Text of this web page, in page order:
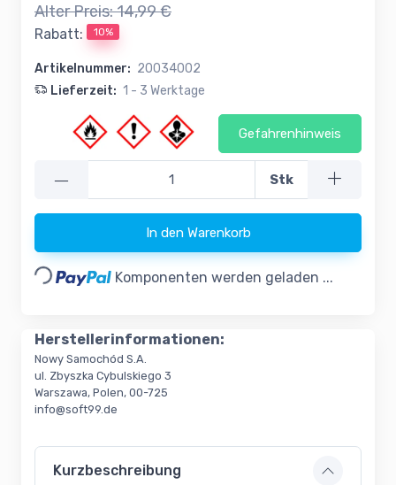
Alter Preis:14,99 €
Rabatt: 10%
Artikelnummer: 20034002
Lieferzeit: 1 - 3 Werktage
Gefahrenhinweis
— Stk
In den Warenkorb
Loading... Komponenten werden geladen ...
Herstellerinformationen:
Nowy Samochód S.A.
ul. Zbyszka Cybulskiego 3
Warszawa, Polen, 00-725
info@soft99.de
Kurzbeschreibung